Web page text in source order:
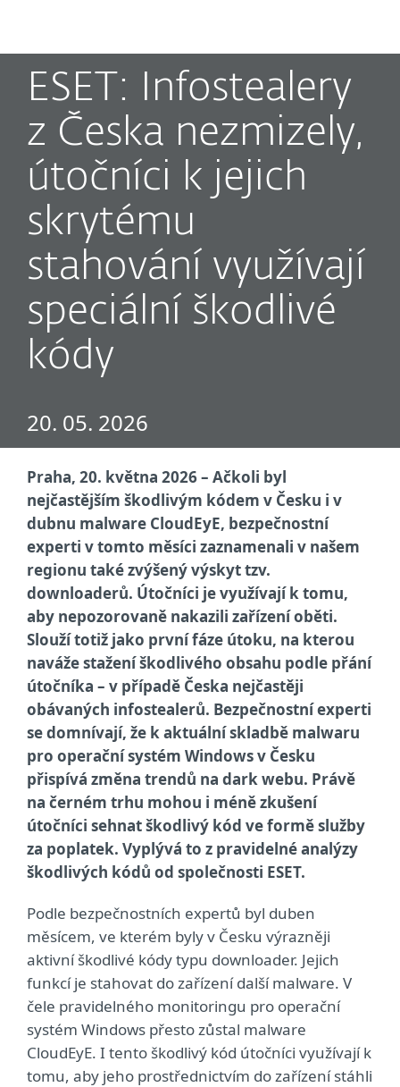
ESET: Infostealery
z Česka nezmizely,
útočníci k jejich
skrytému
stahování využívají
speciální škodlivé
kódy
20. 05. 2026
Praha, 20. května 2026 – Ačkoli byl
nejčastějším škodlivým kódem v Česku i v
dubnu malware CloudEyE, bezpečnostní
experti v tomto měsíci zaznamenali v našem
regionu také zvýšený výskyt tzv.
downloaderů. Útočníci je využívají k tomu,
aby nepozorovaně nakazili zařízení oběti.
Slouží totiž jako první fáze útoku, na kterou
naváže stažení škodlivého obsahu podle přání
útočníka – v případě Česka nejčastěji
obávaných infostealerů. Bezpečnostní experti
se domnívají, že k aktuální skladbě malwaru
pro operační systém Windows v Česku
přispívá změna trendů na dark webu. Právě
na černém trhu mohou i méně zkušení
útočníci sehnat škodlivý kód ve formě služby
za poplatek. Vyplývá to z pravidelné analýzy
škodlivých kódů od společnosti ESET.
Podle bezpečnostních expertů byl duben
měsícem, ve kterém byly v Česku výrazněji
aktivní škodlivé kódy typu downloader. Jejich
funkcí je stahovat do zařízení další malware. V
čele pravidelného monitoringu pro operační
systém Windows přesto zůstal malware
CloudEyE. I tento škodlivý kód útočníci využívají k
tomu, aby jeho prostřednictvím do zařízení stáhli